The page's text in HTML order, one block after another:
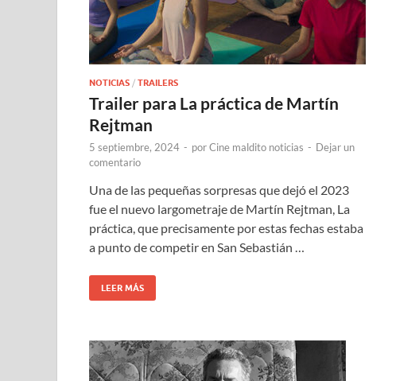
NOTICIAS / TRAILERS
Trailer para La práctica de Martín
Rejtman
5 septiembre, 2024 - porCine maldito noticias - Dejar un
comentario
Una de las pequeñas sorpresas que dejó el 2023
fue el nuevo largometraje de Martín Rejtman, La
práctica, que precisamente por estas fechas estaba
a punto de competir en San Sebastián …
LEER MÁS